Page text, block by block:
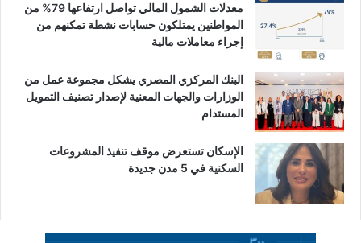
معدلات الشمول المالي تواصل ارتفاعها 79% من
المواطنين يمتلكون حسابات نشطة تمكنهم من
إجراء معاملات مالية
البنك المركزي المصري يشكل مجموعة عمل من
الوزارات والجهات المعنية لإصدار تصنيف التمويل
المستدام
الإسكان تستعرض موقف تنفيذ المشروعات
السكنية في 5 مدن جديدة